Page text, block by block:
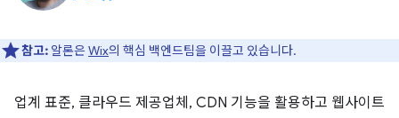
참고: 알론은Wix의 핵심 백엔드팀을 이끌고 있습니다.
업계 표준, 클라우드 제공업체, CDN 기능을 활용하고 웹사이트